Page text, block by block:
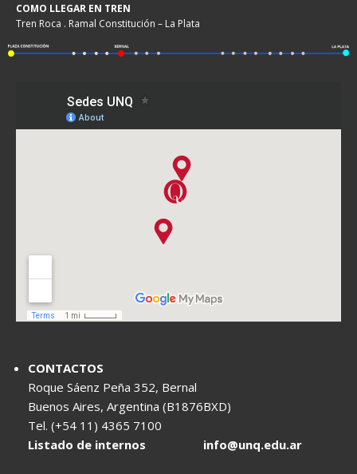
COMO LLEGAR EN TREN
Tren Roca . Ramal Constitución – La Plata
CONTACTOS
Roque Sáenz Peña 352, Bernal
Buenos Aires, Argentina (B1876BXD)
Tel. (+54 11) 4365 7100
Listado de internos
info@unq.edu.ar